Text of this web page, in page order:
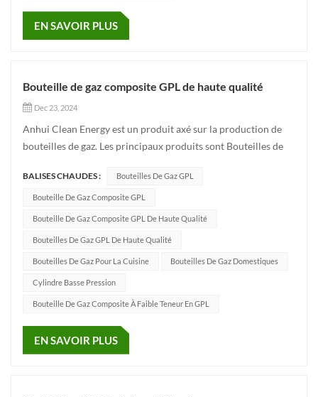
EN SAVOIR PLUS
Bouteille de gaz composite GPL de haute qualité
Dec 23, 2024
Anhui Clean Energy est un produit axé sur la production de
bouteilles de gaz. Les principaux produits sont Bouteilles de
bouteilles d'hydrogène. Nous produisons des bouteilles
composites GPL dans le strict respect des normes internatio...
BALISES CHAUDES : Bouteilles De Gaz GPL
Bouteille De Gaz Composite GPL
Bouteille De Gaz Composite GPL De Haute Qualité
Bouteilles De Gaz GPL De Haute Qualité
Bouteilles De Gaz Pour La Cuisine Bouteilles De Gaz Domestiques
Cylindre Basse Pression
Bouteille De Gaz Composite À Faible Teneur En GPL
EN SAVOIR PLUS